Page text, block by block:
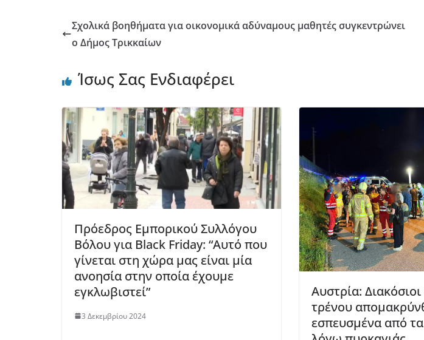
Σχολικά βοηθήματα για οικονομικά αδύναμους μαθητές συγκεντρώνει
ο Δήμος Τρικκαίων
Ίσως Σας Ενδιαφέρει
Πρόεδρος Εμπορικού Συλλόγου
Βόλου για Black Friday: “Αυτό που
γίνεται στη χώρα μας είναι μία
ανοησία στην οποία έχουμε
εγκλωβιστεί”
3 Δεκεμβρίου 2024
Αυστρία:
τρένου
εσπευσμένα από